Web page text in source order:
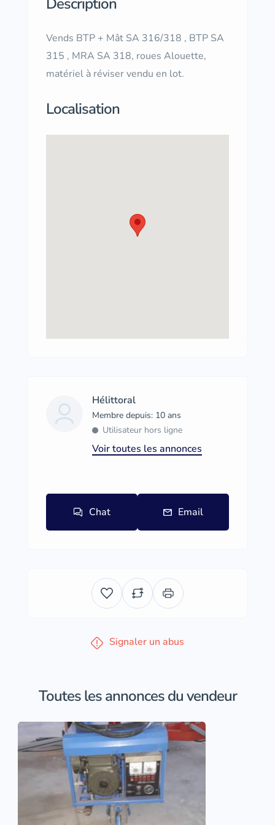
Vends BTP + Mât SA 316/318 , BTP SA
315 , MRA SA 318, roues Alouette,
matériel à réviser vendu en lot.
Localisation
Hélittoral
Membre depuis: 10 ans
Utilisateur hors ligne
Voir toutes les annonces
Chat Email
Signaler un abus
Toutes les annonces du vendeur